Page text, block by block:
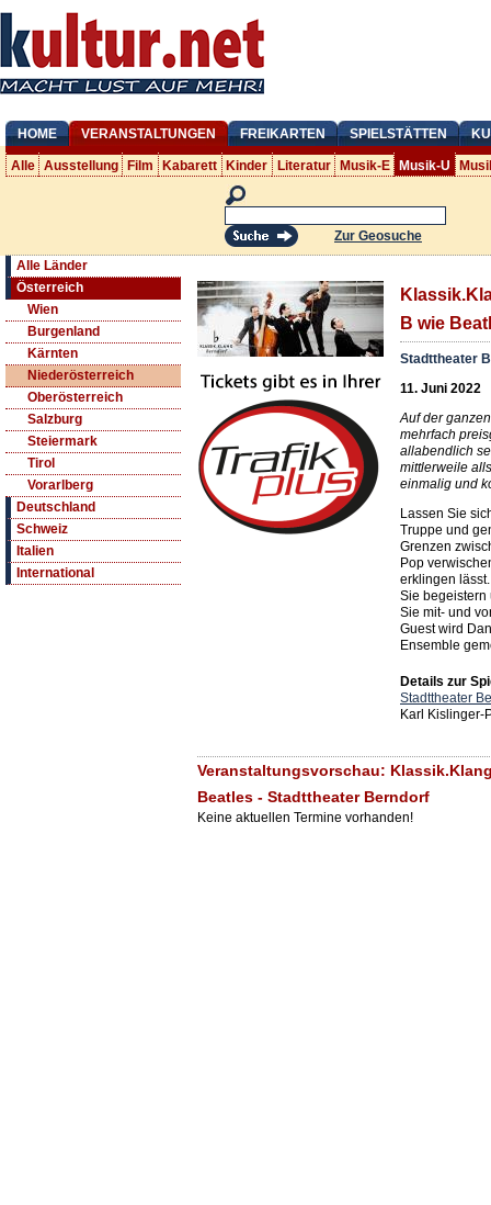
HOME VERANSTALTUNGEN FREIKARTEN SPIELSTÄTTEN
Alle Ausstellung Film Kabarett Kinder Literatur Musik-E Musik-U
Zur Geosuche
Alle Länder
Österreich
Wien
Burgenland
Kärnten
Niederösterreich
Oberösterreich
Salzburg
Steiermark
Tirol
Vorarlberg
Deutschland
Schweiz
Italien
International
B wie
Stadttheater
11. Juni 2022
Auf der
mehrfach
allabendlich
mittlerweile
einmalig und
Lassen Sie
Truppe und
Grenzen
Pop
erklingen
Sie begeistern
Sie mit- und
Guest wird
Ensemble
Details zur
Stadttheater
Karl Kislinger-
Veranstaltungsvorschau:
Beatles - Stadttheater Berndorf
Keine aktuellen Termine vorhanden!